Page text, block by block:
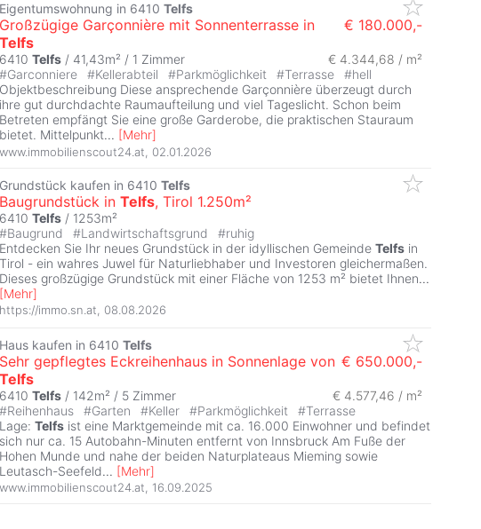
Eigentumswohnung in 6410 Telfs
Großzügige Garçonnière mit Sonnenterrasse in
Telfs
€ 180.000,-
6410 Telfs / 41,43m² / 1 Zimmer
€ 4.344,68 / m²
#Garconniere #Kellerabteil #Parkmöglichkeit #Terrasse #hell
Objektbeschreibung Diese ansprechende Garçonnière überzeugt durch
ihre gut durchdachte Raumaufteilung und viel Tageslicht. Schon beim
Betreten empfängt Sie eine große Garderobe, die praktischen Stauraum
bietet. Mittelpunkt... [Mehr]
www.immobilienscout24.at 02.01.2026
Grundstück kaufen in 6410 Telfs
Baugrundstück in Telfs, Tirol 1.250m²
6410 Telfs / 1253m²
#Baugrund #Landwirtschaftsgrund #ruhig
Entdecken Sie Ihr neues Grundstück in der idyllischen Gemeinde Telfs in
Tirol - ein wahres Juwel für Naturliebhaber und Investoren gleichermaßen.
Dieses großzügige Grundstück mit einer Fläche von 1253 m² bietet Ihnen...
[Mehr]
https://immo.sn.at, 08.08.2026
Haus kaufen in 6410 Telfs
Sehr gepflegtes Eckreihenhaus in Sonnenlage von
Telfs
€ 650.000,-
6410 Telfs / 142m² / 5 Zimmer
€ 4.577,46 / m²
#Reihenhaus #Garten #Keller #Parkmöglichkeit #Terrasse
Lage: Telfs ist eine Marktgemeinde mit ca. 16.000 Einwohner und befindet
sich nur ca. 15 Autobahn-Minuten entfernt von Innsbruck Am Fuße der
Hohen Munde und nahe der beiden Naturplateaus Mieming sowie
Leutasch-Seefeld... [Mehr]
www.immobilienscout24.at, 16.09.2025